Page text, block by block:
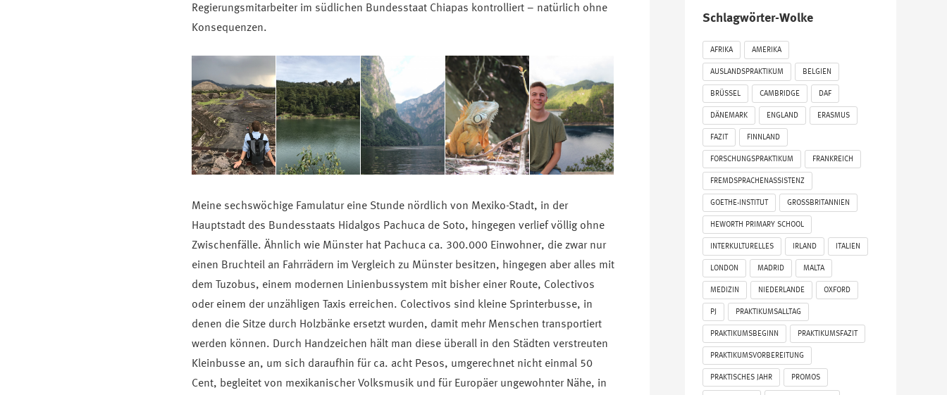
Regierungsmitarbeiter im südlichen Bundesstaat Chiapas kontrolliert – natürlich ohne
Konsequenzen.
Meine sechswöchige Famulatur eine Stunde nördlich von Mexiko-Stadt, in der
Hauptstadt des Bundesstaats Hidalgos Pachuca de Soto, hingegen verlief völlig ohne
Zwischenfälle. Ähnlich wie Münster hat Pachuca ca. 300.000 Einwohner, die zwar nur
einen Bruchteil an Fahrrädern im Vergleich zu Münster besitzen, hingegen aber alles mit
dem Tuzobus, einem modernen Linienbussystem mit bisher einer Route, Colectivos
oder einem der unzähligen Taxis erreichen. Colectivos sind kleine Sprinterbusse, in
denen die Sitze durch Holzbänke ersetzt wurden, damit mehr Menschen transportiert
werden können. Durch Handzeichen hält man diese überall in den Städten verstreuten
Kleinbusse an, um sich daraufhin für ca. acht Pesos, umgerechnet nicht einmal 50
Cent, begleitet von mexikanischer Volksmusik und für Europäer ungewohnter Nähe, in
Schlagwörter-Wolke
AFRIKA AMERIKA
AUSLANDSPRAKTIKUM BELGIEN
BRÜSSEL CAMBRIDGE DAF
DÄNEMARK ENGLAND ERASMUS
FAZIT FINNLAND
FORSCHUNGSPRAKTIKUM FRANKREICH
FREMDSPRACHENASSISTENZ
GOETHE-INSTITUT GROSSBRITANNIEN
HEWORTH PRIMARY SCHOOL
INTERKULTURELLES IRLAND ITALIEN
LONDON MADRID MALTA
MEDIZIN NIEDERLANDE OXFORD
PJ PRAKTIKUMSALLTAG
PRAKTIKUMSBEGINN PRAKTIKUMSFAZIT
PRAKTIKUMSVORBEREITUNG
PRAKTISCHES JAHR PROMOS